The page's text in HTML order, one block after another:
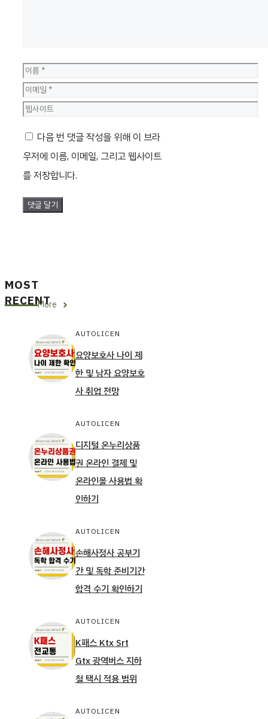
이
름
이
메
웹
트
다음 번 댓글 작성을 위해 이 브라
우저에 이름, 이메일, 그리고 웹사이트
를 저장합니다.
MOST
RECENT
More
AUTOLICEN
요양보호사 나이 제
한 및 남자 요양보호
사 취업 전망
AUTOLICEN
디지털 온누리상품
권 온라인 결제 및
온라인몰 사용법 확
인하기
AUTOLICEN
손해사정사 공부기
간 및 독학 준비기간
합격 수기 확인하기
AUTOLICEN
K패스 Ktx Srt
Gtx 광역버스 지하
철 택시 적용 범위
AUTOLICEN